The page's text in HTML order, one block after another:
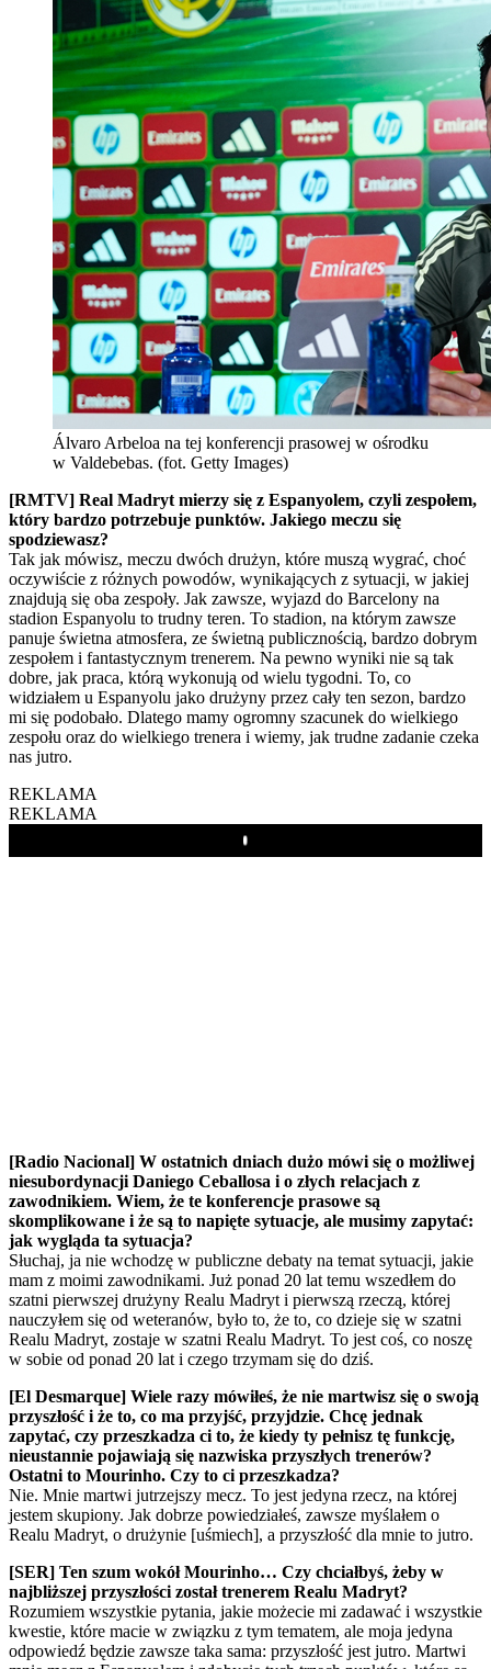
Álvaro Arbeloa na tej konferencji prasowej w ośrodku
w Valdebebas. (fot. Getty Images)
[RMTV] Real Madryt mierzy się z Espanyolem, czyli zespołem,
który bardzo potrzebuje punktów. Jakiego meczu się
spodziewasz?
Tak jak mówisz, meczu dwóch drużyn, które muszą wygrać, choć
oczywiście z różnych powodów, wynikających z sytuacji, w jakiej
znajdują się oba zespoły. Jak zawsze, wyjazd do Barcelony na
stadion Espanyolu to trudny teren. To stadion, na którym zawsze
panuje świetna atmosfera, ze świetną publicznością, bardzo dobrym
zespołem i fantastycznym trenerem. Na pewno wyniki nie są tak
dobre, jak praca, którą wykonują od wielu tygodni. To, co
widziałem u Espanyolu jako drużyny przez cały ten sezon, bardzo
mi się podobało. Dlatego mamy ogromny szacunek do wielkiego
zespołu oraz do wielkiego trenera i wiemy, jak trudne zadanie czeka
nas jutro.
REKLAMA
REKLAMA
Play
[Radio Nacional] W ostatnich dniach dużo mówi się o możliwej
niesubordynacji Daniego Ceballosa i o złych relacjach z
zawodnikiem. Wiem, że te konferencje prasowe są
skomplikowane i że są to napięte sytuacje, ale musimy zapytać:
jak wygląda ta sytuacja?
Słuchaj, ja nie wchodzę w publiczne debaty na temat sytuacji, jakie
mam z moimi zawodnikami. Już ponad 20 lat temu wszedłem do
szatni pierwszej drużyny Realu Madryt i pierwszą rzeczą, której
nauczyłem się od weteranów, było to, że to, co dzieje się w szatni
Realu Madryt, zostaje w szatni Realu Madryt. To jest coś, co noszę
w sobie od ponad 20 lat i czego trzymam się do dziś.
[El Desmarque] Wiele razy mówiłeś, że nie martwisz się o swoją
przyszłość i że to, co ma przyjść, przyjdzie. Chcę jednak
zapytać, czy przeszkadza ci to, że kiedy ty pełnisz tę funkcję,
nieustannie pojawiają się nazwiska przyszłych trenerów?
Ostatni to Mourinho. Czy to ci przeszkadza?
Nie. Mnie martwi jutrzejszy mecz. To jest jedyna rzecz, na której
jestem skupiony. Jak dobrze powiedziałeś, zawsze myślałem o
Realu Madryt, o drużynie [uśmiech], a przyszłość dla mnie to jutro.
[SER] Ten szum wokół Mourinho… Czy chciałbyś, żeby w
najbliższej przyszłości został trenerem Realu Madryt?
Rozumiem wszystkie pytania, jakie możecie mi zadawać i wszystkie
kwestie, które macie w związku z tym tematem, ale moja jedyna
odpowiedź będzie zawsze taka sama: przyszłość jest jutro. Martwi